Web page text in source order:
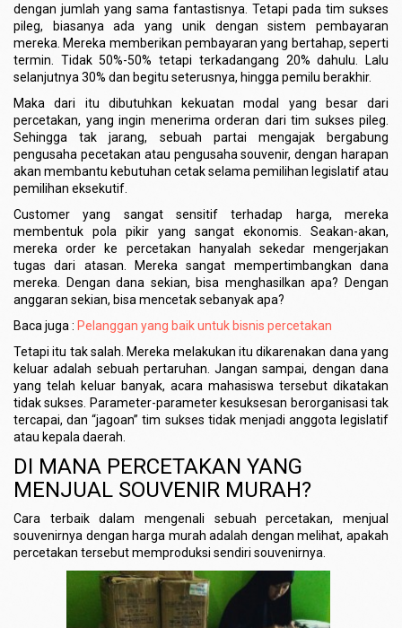
dengan jumlah yang sama fantastisnya. Tetapi pada tim sukses
pileg, biasanya ada yang unik dengan sistem pembayaran
mereka. Mereka memberikan pembayaran yang bertahap, seperti
termin. Tidak 50%-50% tetapi terkadangang 20% dahulu. Lalu
selanjutnya 30% dan begitu seterusnya, hingga pemilu berakhir.
Maka dari itu dibutuhkan kekuatan modal yang besar dari
percetakan, yang ingin menerima orderan dari tim sukses pileg.
Sehingga tak jarang, sebuah partai mengajak bergabung
pengusaha pecetakan atau pengusaha souvenir, dengan harapan
akan membantu kebutuhan cetak selama pemilihan legislatif atau
pemilihan eksekutif.
Customer yang sangat sensitif terhadap harga, mereka
membentuk pola pikir yang sangat ekonomis. Seakan-akan,
mereka order ke percetakan hanyalah sekedar mengerjakan
tugas dari atasan. Mereka sangat mempertimbangkan dana
mereka. Dengan dana sekian, bisa menghasilkan apa? Dengan
anggaran sekian, bisa mencetak sebanyak apa?
Baca juga : Pelanggan yang baik untuk bisnis percetakan
Tetapi itu tak salah. Mereka melakukan itu dikarenakan dana yang
keluar adalah sebuah pertaruhan. Jangan sampai, dengan dana
yang telah keluar banyak, acara mahasiswa tersebut dikatakan
tidak sukses. Parameter-parameter kesuksesan berorganisasi tak
tercapai, dan “jagoan” tim sukses tidak menjadi anggota legislatif
atau kepala daerah.
DI MANA PERCETAKAN YANG
MENJUAL SOUVENIR MURAH?
Cara terbaik dalam mengenali sebuah percetakan, menjual
souvenirnya dengan harga murah adalah dengan melihat, apakah
percetakan tersebut memproduksi sendiri souvenirnya.